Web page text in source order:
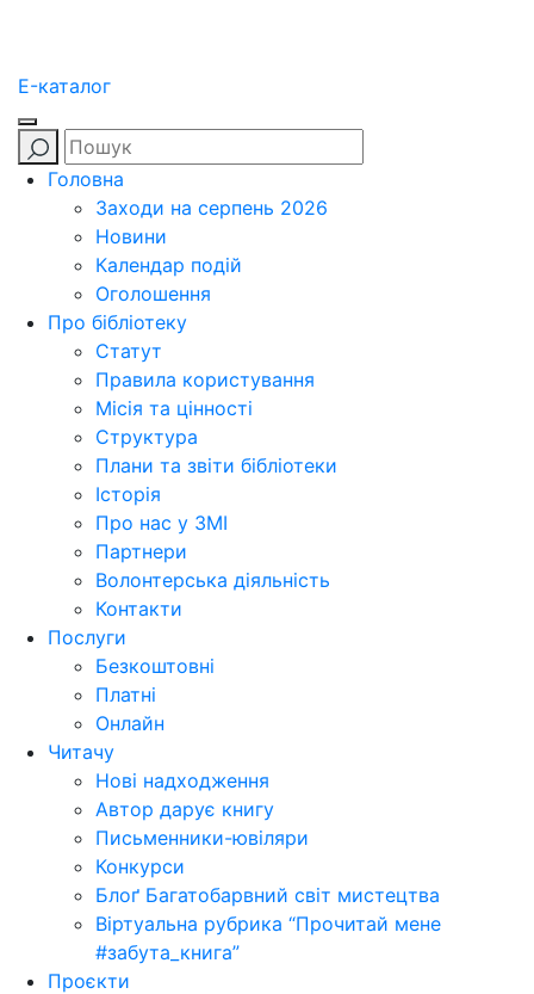
E-каталог
Головна
Заходи на серпень 2026
Новини
Календар подій
Оголошення
Про бібліотеку
Статут
Правила користування
Місія та цінності
Структура
Плани та звіти бібліотеки
Історія
Про нас у ЗМІ
Партнери
Волонтерська діяльність
Контакти
Послуги
Безкоштовні
Платні
Онлайн
Читачу
Нові надходження
Автор дарує книгу
Письменники-ювіляри
Конкурси
Блоґ Багатобарвний світ мистецтва
Віртуальна рубрика “Прочитай мене
#забута_книга”
Проєкти